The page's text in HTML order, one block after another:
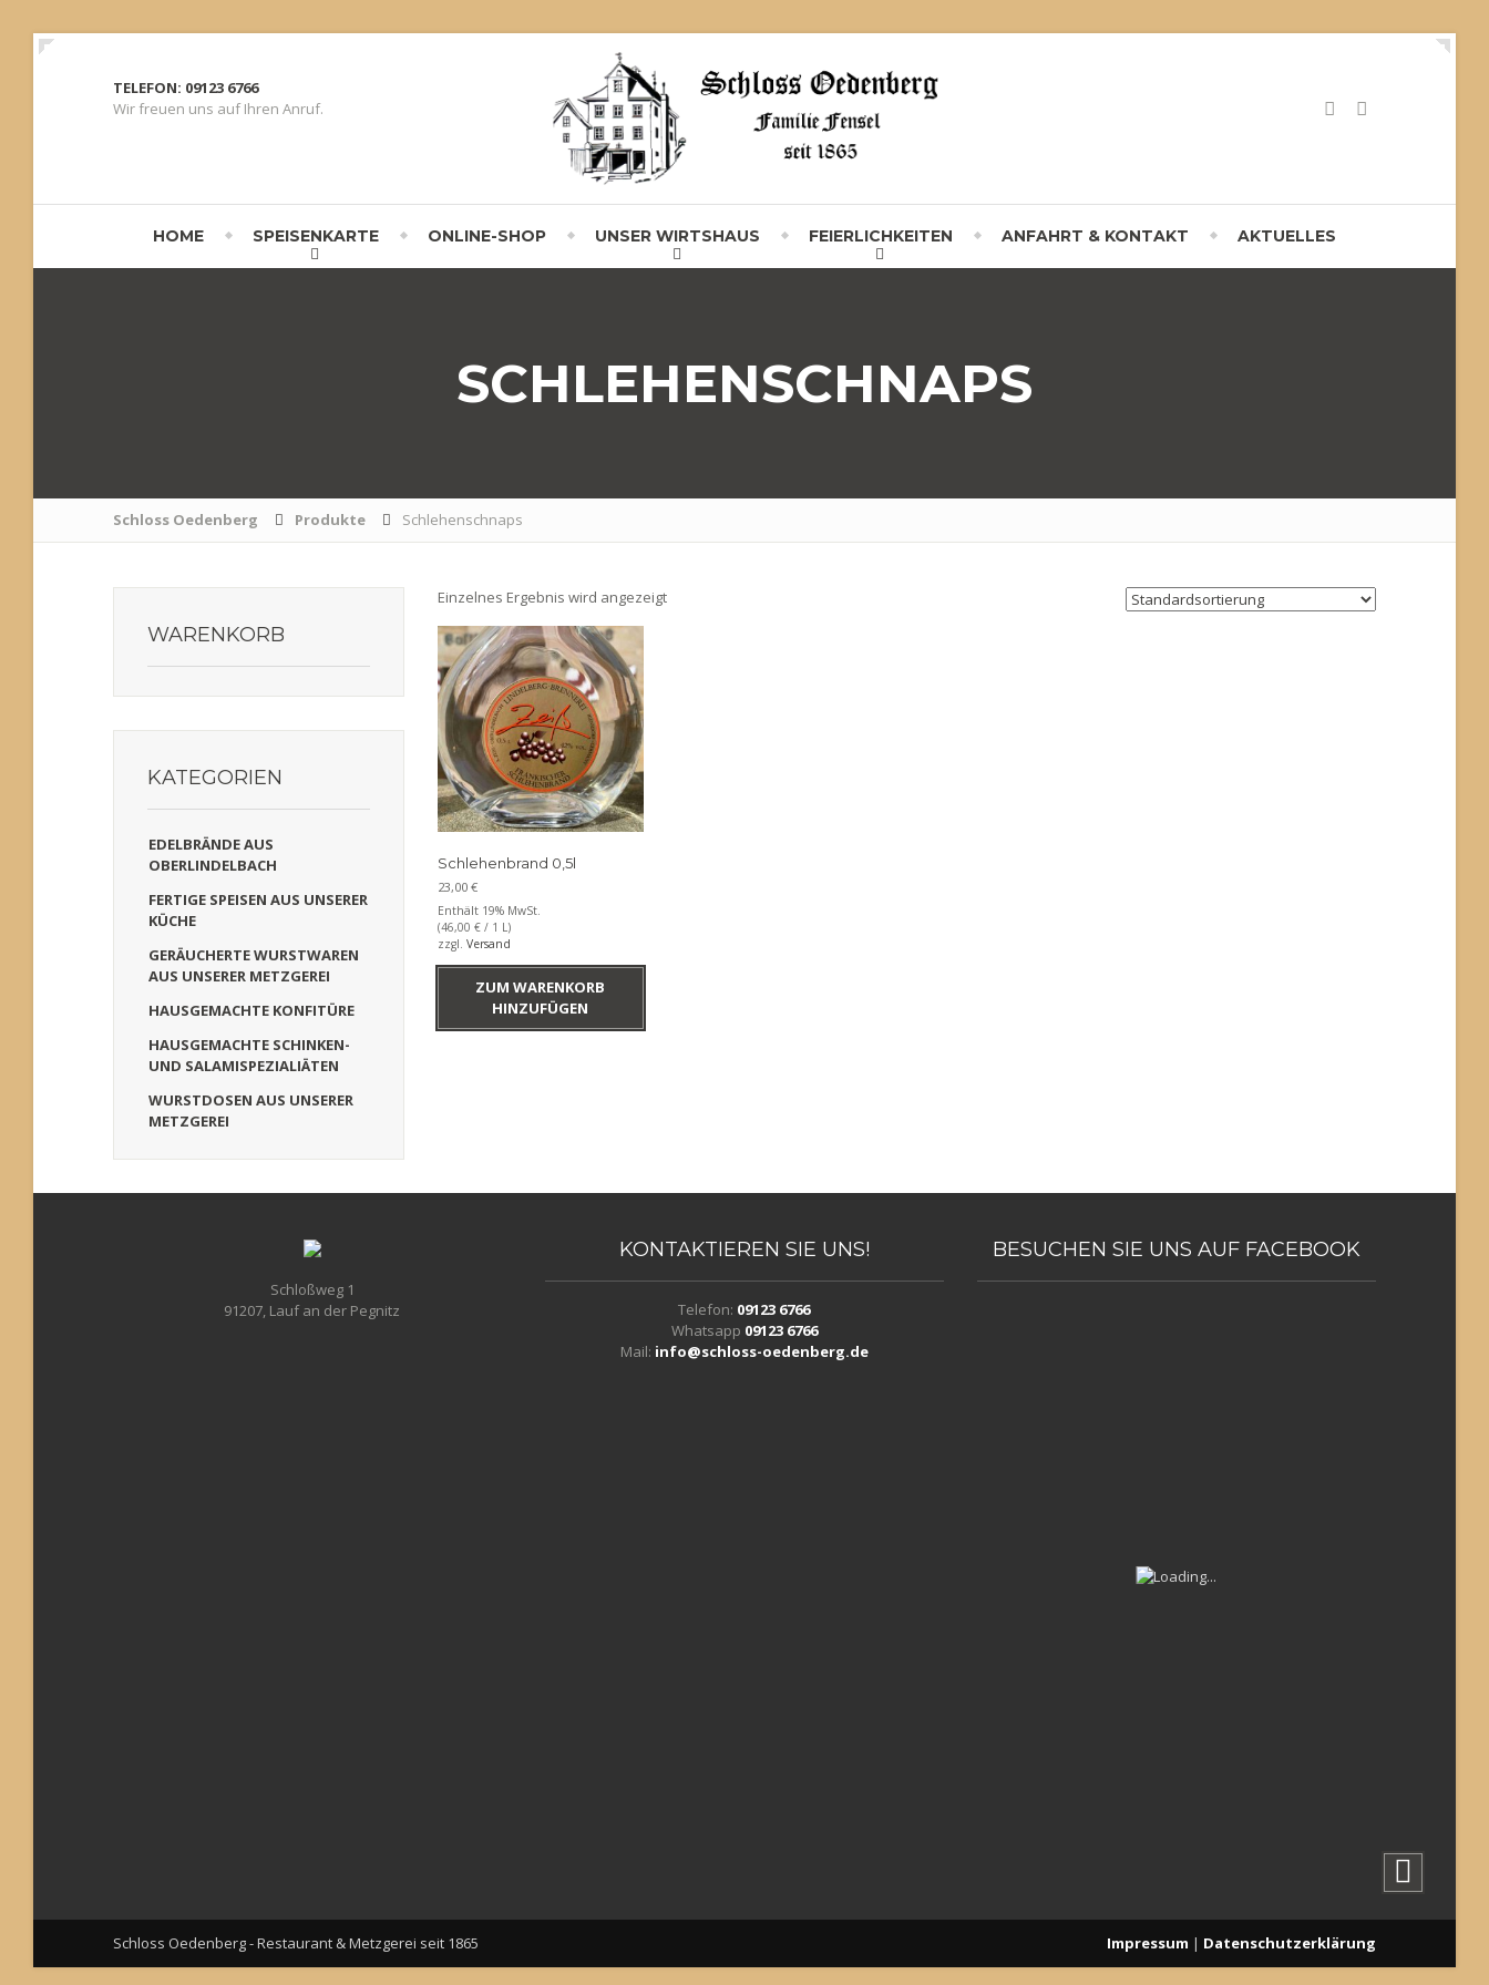
TELEFON: 09123 6766
Wir freuen uns auf Ihren Anruf.
HOME SPEISENKARTE ONLINE-SHOP UNSER WIRTSHAUS FEIERLICHKEITEN ANFAHRT & KONTAKT AKTUELLES
SCHLEHENSCHNAPS
Schloss Oedenberg Produkte Schlehenschnaps
WARENKORB
KATEGORIEN
EDELBRÄNDE AUS
OBERLINDELBACH
FERTIGE SPEISEN AUS UNSERER
KÜCHE
GERÄUCHERTE WURSTWAREN
AUS UNSERER METZGEREI
HAUSGEMACHTE KONFITÜRE
HAUSGEMACHTE SCHINKEN-
UND SALAMISPEZIALIÄTEN
WURSTDOSEN AUS UNSERER
METZGEREI
Einzelnes Ergebnis wird angezeigt
Schlehenbrand 0,5l
23,00 €
Enthält 19% MwSt.
(46,00 €/ 1 L)
zzgl. Versand
ZUM WARENKORB
HINZUFÜGEN
Schloßweg 1
91207, Lauf an der Pegnitz
KONTAKTIEREN SIE UNS!
Telefon: 09123 6766
Whatsapp 09123 6766
Mail: info@schloss-oedenberg.de
BESUCHEN SIE UNS AUF FACEBOOK
Schloss Oedenberg - Restaurant & Metzgerei seit 1865 Impressum | Datenschutzerklärung